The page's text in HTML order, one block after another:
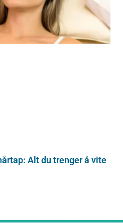
Alt du trenger å vite